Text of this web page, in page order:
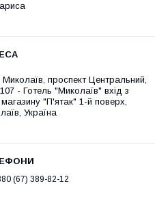
Миколаїв, проспект Центральний,
- Готель "Миколаїв" вхід з
"П'ятак" 1-й поверх,
Україна
(67) 389-82-12